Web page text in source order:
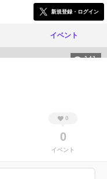
新規登録・ログイン
イベント
141
0
0
イベント